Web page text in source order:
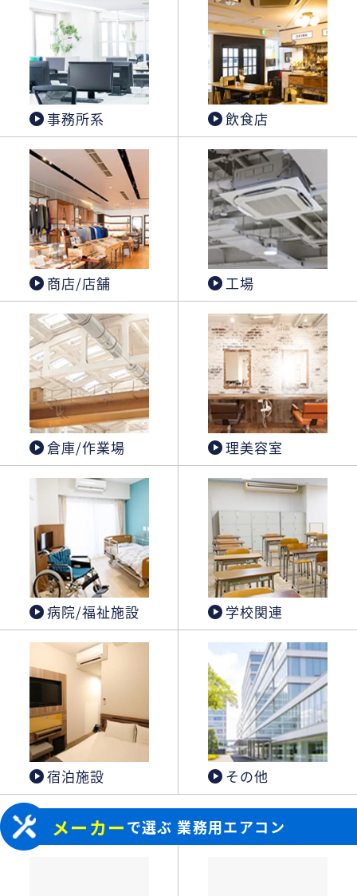
事務所系 飲食店
商店/店舗 工場
倉庫/作業場 理美容室
病院/福祉施設 学校関連
宿泊施設 その他
メーカーで選ぶ 業務用エアコン